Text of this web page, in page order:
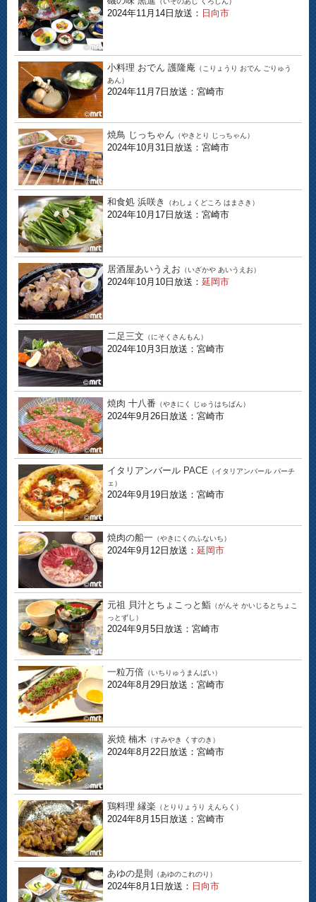
2024年11月14日放送： 日向市
小料理 おでん 護隆庵 （こりょうり おでん ごりゅう
あん）
2024年11月7日放送：宮崎市
焼鳥 じっちゃん （やきとり じっちゃん）
2024年10月31日放送：宮崎市
和食処 浜咲き （わしょくどころ はまさき）
2024年10月17日放送：宮崎市
居酒屋あいうえお （いざかや あいうえお）
2024年10月10日放送： 延岡市
二足三文 （にそくさんもん）
2024年10月3日放送：宮崎市
焼肉 十八番 （やきにく じゅうはちばん）
2024年9月26日放送：宮崎市
イタリアンバール PACE （イタリアンバール パーチ
ェ）
2024年9月19日放送：宮崎市
焼肉の船一 （やきにくのふないち）
2024年9月12日放送： 延岡市
元祖 貝汁とちょこっと鮨 （がんそ かいじるとちょこ
っとずし）
2024年9月5日放送：宮崎市
一粒万倍 （いちりゅうまんばい）
2024年8月29日放送：宮崎市
炭焼 楠木 （すみやき くすのき）
2024年8月22日放送：宮崎市
鶏料理 縁楽 （とりりょうり えんらく）
2024年8月15日放送：宮崎市
あゆの是則 （あゆのこれのり）
2024年8月1日放送： 日向市